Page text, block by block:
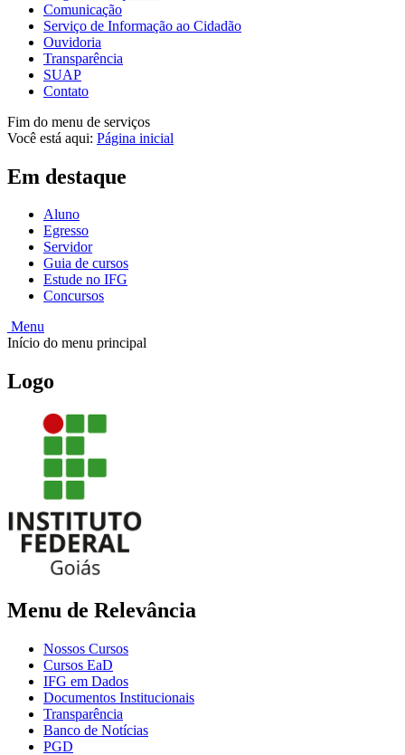
Comunicação
Serviço de Informação ao Cidadão
Ouvidoria
Transparência
SUAP
Contato
Fim do menu de serviços
Você está aqui: Página inicial
Em destaque
Aluno
Egresso
Servidor
Guia de cursos
Estude no IFG
Concursos
Menu
Início do menu principal
Logo
Menu de Relevância
Nossos Cursos
Cursos EaD
IFG em Dados
Documentos Institucionais
Transparência
Banco de Notícias
PGD